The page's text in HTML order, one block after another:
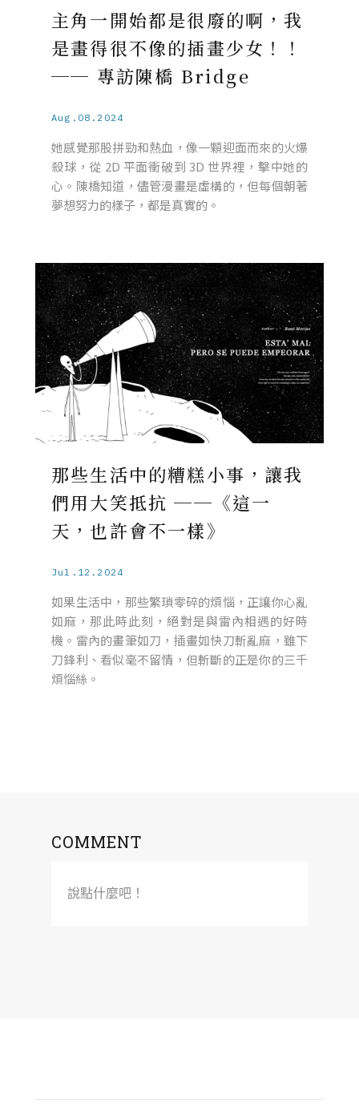
主角一開始都是很廢的啊，我
是畫得很不像的插畫少女！！
── 專訪陳橋 Bridge
Aug.08.2024
她感覺那股拼勁和熱血，像一顆迎面而來的火爆
殺球，從 2D 平面衝破到 3D 世界裡，擊中她的
心。陳橋知道，儘管漫畫是虛構的，但每個朝著
夢想努力的樣子，都是真實的。
那些生活中的糟糕小事，讓我
們用大笑抵抗 ──《這一
天，也許會不一樣》
Jul.12.2024
如果生活中，那些繁瑣零碎的煩惱，正讓你心亂
如麻，那此時此刻，絕對是與雷內相遇的好時
機。雷內的畫筆如刀，插畫如快刀斬亂麻，雖下
刀鋒利、看似毫不留情，但斬斷的正是你的三千
煩惱絲。
COMMENT
說點什麼吧！